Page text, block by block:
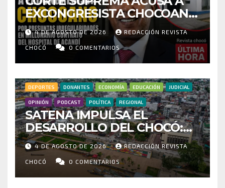
EXCONGRESISTA CHOCOANO
POR PRESUNTAS
IRREGULARIDADES EN
MILLONARIO CONTRATO DEL
HOSPITAL DE ACANDÍ
4 DE AGOSTO DE 2026 REDACCIÓN REVISTA
CHOCÓ 0 COMENTARIOS
DEPORTES DONANTES ECONOMÍA EDUCACIÓN JUDICIAL
OPINIÓN PODCAST POLÍTICA REGIONAL
SATENA IMPULSA EL
DESARROLLO DEL CHOCÓ:
MÁS DE 35 MIL PASAJEROS
MOVILIZADOS Y NUEVAS
RUTAS FORTALECEN LA
CONECTIVIDAD
4 DE AGOSTO DE 2026 REDACCIÓN REVISTA
CHOCÓ 0 COMENTARIOS